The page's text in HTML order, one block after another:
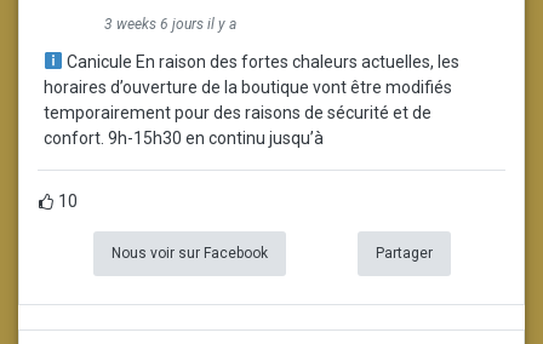
3 weeks 6 jours il y a
Canicule En raison des fortes chaleurs actuelles, les
horaires d’ouverture de la boutique vont être modifiés
temporairement pour des raisons de sécurité et de
confort. 9h-15h30 en continu jusqu’à
10
Nous voir sur Facebook Partager